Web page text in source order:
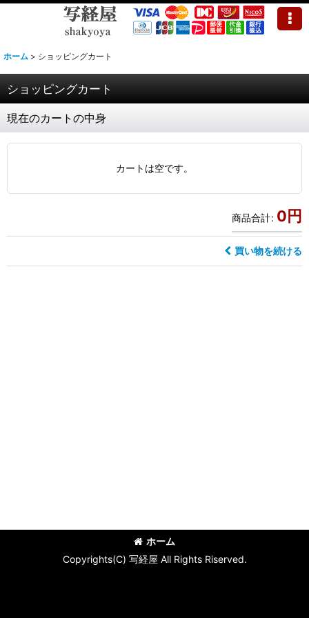
ホーム > ショッピングカート
ショッピングカート
現在のカートの中身
カートは空です。
商品合計: 0円
買い物を続ける
ホーム
Copyrights(C) 写経屋 All Rights Riserved.